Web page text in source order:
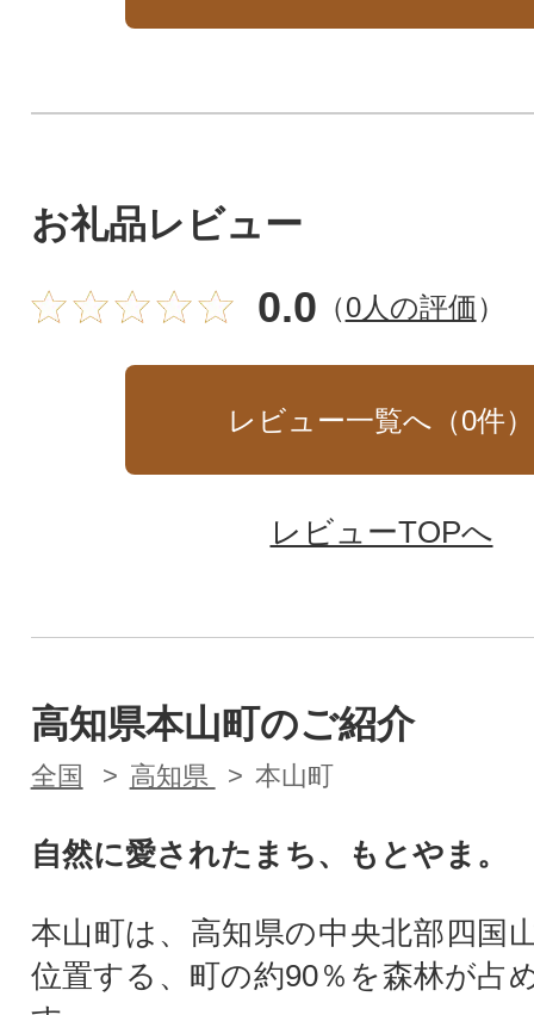
お礼品レビュー
0.0 （0人の評価）
レビュー一覧へ（0件）
レビューTOPへ
高知県本山町のご紹介
全国 高知県 本山町
自然に愛されたまち、もとやま。
本山町は、高知県の中央北部四国
位置する、町の約90％を森林が占